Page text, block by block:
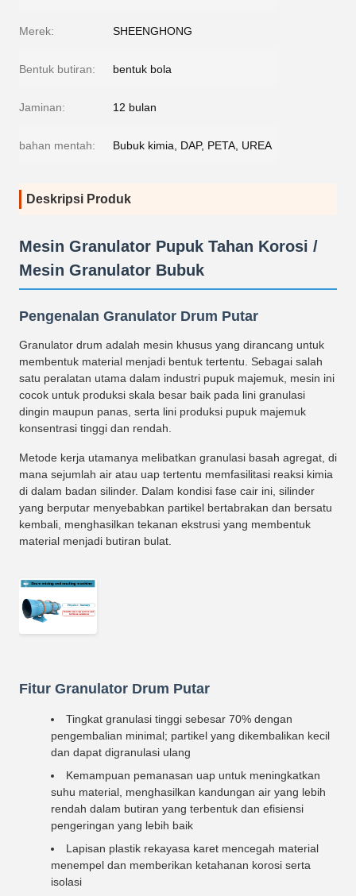
Merek: SHEENGHONG
Bentuk butiran: bentuk bola
Jaminan: 12 bulan
bahan mentah: Bubuk kimia, DAP, PETA, UREA
Deskripsi Produk
Mesin Granulator Pupuk Tahan Korosi /
Mesin Granulator Bubuk
Pengenalan Granulator Drum Putar
Granulator drum adalah mesin khusus yang dirancang untuk
membentuk material menjadi bentuk tertentu. Sebagai salah
satu peralatan utama dalam industri pupuk majemuk, mesin ini
cocok untuk produksi skala besar baik pada lini granulasi
dingin maupun panas, serta lini produksi pupuk majemuk
konsentrasi tinggi dan rendah.
Metode kerja utamanya melibatkan granulasi basah agregat, di
mana sejumlah air atau uap tertentu memfasilitasi reaksi kimia
di dalam badan silinder. Dalam kondisi fase cair ini, silinder
yang berputar menyebabkan partikel bertabrakan dan bersatu
kembali, menghasilkan tekanan ekstrusi yang membentuk
material menjadi butiran bulat.
Fitur Granulator Drum Putar
Tingkat granulasi tinggi sebesar 70% dengan
pengembalian minimal; partikel yang dikembalikan kecil
dan dapat digranulasi ulang
Kemampuan pemanasan uap untuk meningkatkan
suhu material, menghasilkan kandungan air yang lebih
rendah dalam butiran yang terbentuk dan efisiensi
pengeringan yang lebih baik
Lapisan plastik rekayasa karet mencegah material
menempel dan memberikan ketahanan korosi serta
isolasi